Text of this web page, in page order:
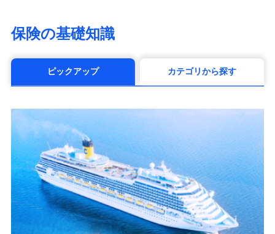
保険の基礎知識
ピックアップ カテゴリから探す